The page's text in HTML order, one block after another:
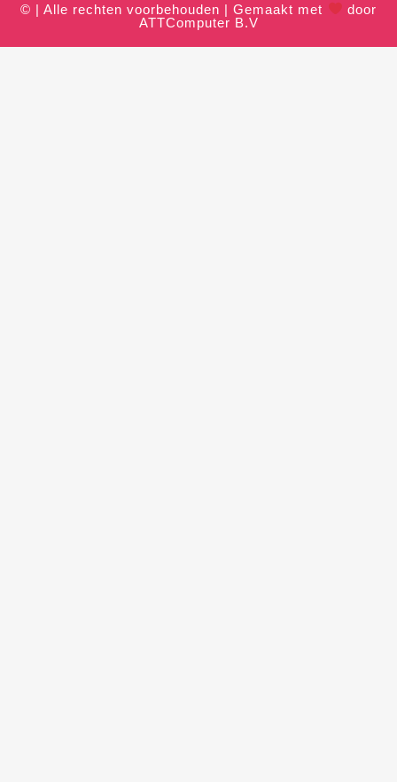
© | Alle rechten voorbehouden | Gemaakt met
door
ATTComputer B.V